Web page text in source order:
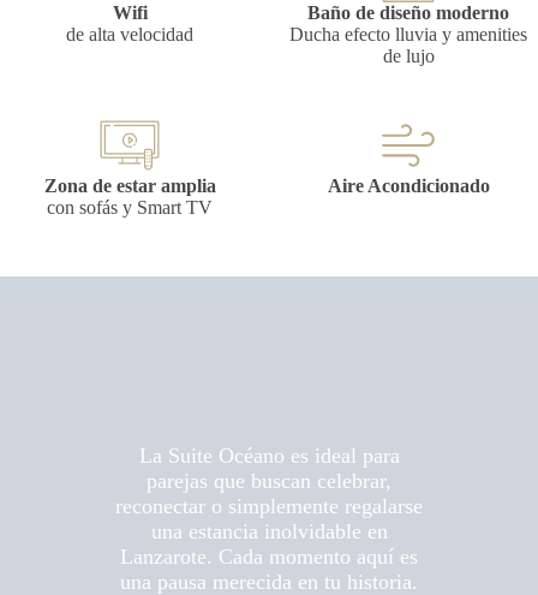
Wifi
de alta velocidad
Baño de diseño moderno
Ducha efecto lluvia y amenities
de lujo
Zona de estar amplia
con sofás y Smart TV
Aire Acondicionado
La Suite Océano es ideal para
parejas que buscan celebrar,
reconectar o simplemente regalarse
una estancia inolvidable en
Lanzarote. Cada momento aquí es
una pausa merecida en tu historia.